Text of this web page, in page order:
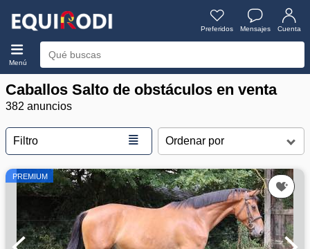
Preferidos Mensajes Cuenta
Menú
Caballos Salto de obstáculos en venta
382 anuncios
Filtro ≣
PREMIUM